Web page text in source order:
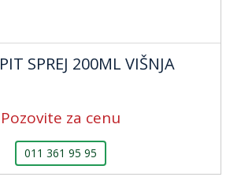
SPREJ 200ML VIŠNJA
Pozovite za cenu
011 361 95 95